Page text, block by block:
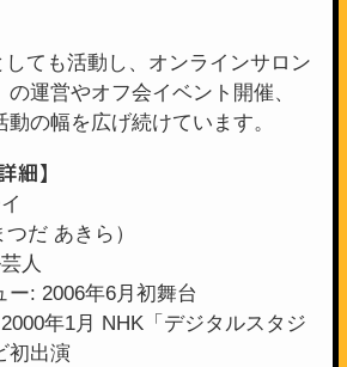
しても活動し、オンラインサロン
の運営やオフ会イベント開催、
の幅を広げ続けています。
細】
だ あきら）
人
ー: 2006年6月初舞台
年1月 NHK「デジタルスタジ
初出演